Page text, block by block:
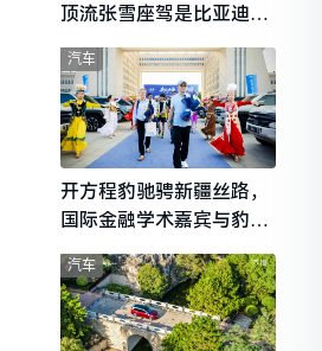
顶流张雪座驾是比亚迪秦
L
开方程豹驰骋新疆丝路，
国际金融学术嘉宾与豹友
共赴山海热爱
汽车
汽车